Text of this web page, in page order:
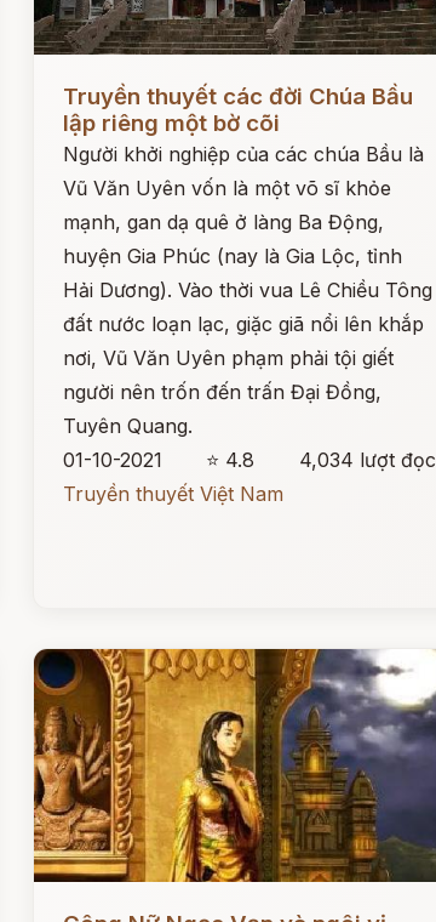
Đọc ngay
Truyền thuyết các đời Chúa Bầu
lập riêng một bờ cõi
Người khởi nghiệp của các chúa Bầu là
Vũ Văn Uyên vốn là một võ sĩ khỏe
mạnh, gan dạ quê ở làng Ba Động,
huyện Gia Phúc (nay là Gia Lộc, tỉnh
Hải Dương). Vào thời vua Lê Chiều Tông
đất nước loạn lạc, giặc giã nổi lên khắp
nơi, Vũ Văn Uyên phạm phải tội giết
người nên trốn đến trấn Đại Đồng,
Tuyên Quang.
01-10-2021
⭐ 4.8
4,034 lượt đọc
Truyền thuyết Việt Nam